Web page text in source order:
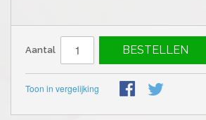
Aantal BESTELLEN
Toon in vergelijking